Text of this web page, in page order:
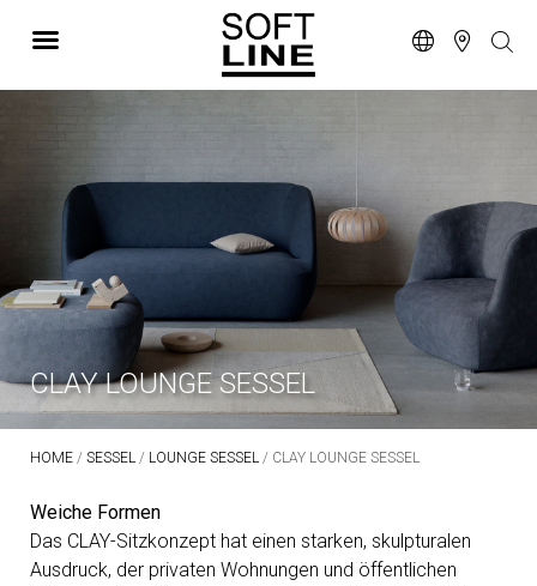
CLAY LOUNGE SESSEL
HOME / SESSEL / LOUNGE SESSEL / CLAY LOUNGE SESSEL
Weiche Formen
Das CLAY-Sitzkonzept hat einen starken, skulpturalen
Ausdruck, der privaten Wohnungen und öffentlichen